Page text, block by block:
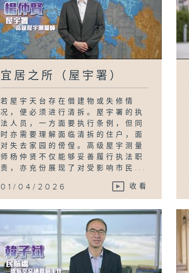
宜居之所（屋宇署）
若屋宇天台存在僭建物或失修情
况，便必须进行清拆。屋宇署的执
法人员，一方面要执行条例，但同
时亦需要理解面临清拆的住户，面
对失去家园的傍偟。高级屋宇测量
师杨仲贤不仅能够妥善履行执法职
责，亦充份展现了对受影响市民...
01/04/2026 收看